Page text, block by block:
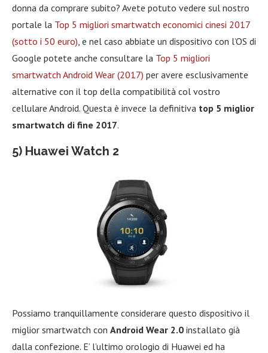
donna da comprare subito? Avete potuto vedere sul nostro
portale la Top 5 migliori smartwatch economici cinesi 2017
(sotto i 50 euro) , e nel caso abbiate un dispositivo con l’OS di
Google potete anche consultare la Top 5 migliori
smartwatch Android Wear (2017) per avere esclusivamente
alternative con il top della compatibilità col vostro
cellulare Android. Questa è invece la definitiva top 5 miglior
smartwatch di fine 2017.
5) Huawei Watch 2
Possiamo tranquillamente considerare questo dispositivo il
miglior smartwatch con Android Wear 2.0 installato già
dalla confezione. E’ l’ultimo orologio di Huawei ed ha